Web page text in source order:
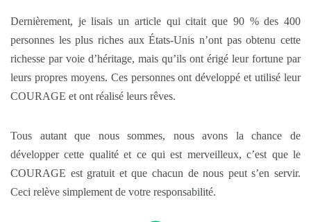
Dernièrement, je lisais un article qui citait que 90 % des 400
personnes les plus riches aux États-Unis n’ont pas obtenu cette
richesse par voie d’héritage, mais qu’ils ont érigé leur fortune par
leurs propres moyens. Ces personnes ont développé et utilisé leur
COURAGE et ont réalisé leurs rêves.
Tous autant que nous sommes, nous avons la chance de
développer cette qualité et ce qui est merveilleux, c’est que le
COURAGE est gratuit et que chacun de nous peut s’en servir.
Ceci relève simplement de votre responsabilité.